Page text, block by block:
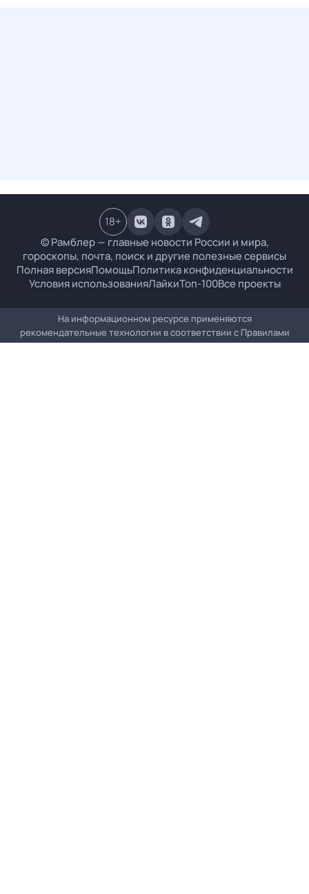
© Рамблер — главные новости России и мира,
гороскопы, почта, поиск и другие полезные сервисы
Полная версияПомощьПолитика конфиденциальности
Условия использованияЛайкиТоп-100Все проекты
18+
На информационном ресурсе применяются
рекомендательные технологии в соответствии с Правилами